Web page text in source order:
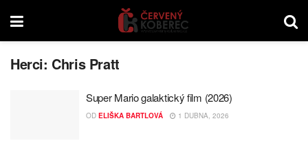
Herci: Chris Pratt
Super Mario galaktický film (2026)
OD ELIŠKA BARTLOVÁ 1 DUBNA, 2026